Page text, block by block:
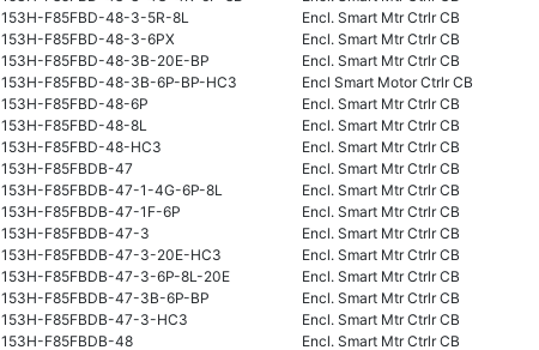
153H-F85FBD-48-3-5R-8L
Encl. Smart Mtr Ctrlr CB
153H-F85FBD-48-3-6PX
Encl. Smart Mtr Ctrlr CB
153H-F85FBD-48-3B-20E-BP
Encl. Smart Mtr Ctrlr CB
153H-F85FBD-48-3B-6P-BP-HC3
Encl Smart Motor Ctrlr CB
153H-F85FBD-48-6P
Encl. Smart Mtr Ctrlr CB
153H-F85FBD-48-8L
Encl. Smart Mtr Ctrlr CB
153H-F85FBD-48-HC3
Encl. Smart Mtr Ctrlr CB
153H-F85FBDB-47
Encl. Smart Mtr Ctrlr CB
153H-F85FBDB-47-1-4G-6P-8L
Encl. Smart Mtr Ctrlr CB
153H-F85FBDB-47-1F-6P
Encl. Smart Mtr Ctrlr CB
153H-F85FBDB-47-3
Encl. Smart Mtr Ctrlr CB
153H-F85FBDB-47-3-20E-HC3
Encl. Smart Mtr Ctrlr CB
153H-F85FBDB-47-3-6P-8L-20E
Encl. Smart Mtr Ctrlr CB
153H-F85FBDB-47-3B-6P-BP
Encl. Smart Mtr Ctrlr CB
153H-F85FBDB-47-3-HC3
Encl. Smart Mtr Ctrlr CB
153H-F85FBDB-48
Encl. Smart Mtr Ctrlr CB